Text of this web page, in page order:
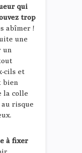
qui
trop
abîmer !
une
un
cils et
bien
la colle
au risque
à fixer